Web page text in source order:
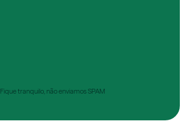
Fique tranquilo, não enviamos SPAM